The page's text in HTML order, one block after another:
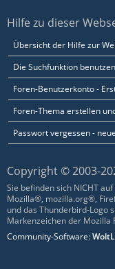
Hilfe zu dieser
Übersicht der Hilfe zur
Die Suchfunktion benutzen
Foren-Benutzerkonto -
Foren-Thema erstellen
Passwort vergessen -
Copyright © 2003-
Sie befinden sich NICHT
Mozilla®, mozilla.org®,
und das Thunderbird-Logo
Markenzeichen der Mozilla
Community-Software: